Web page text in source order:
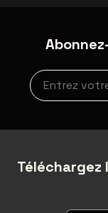
Inscription à